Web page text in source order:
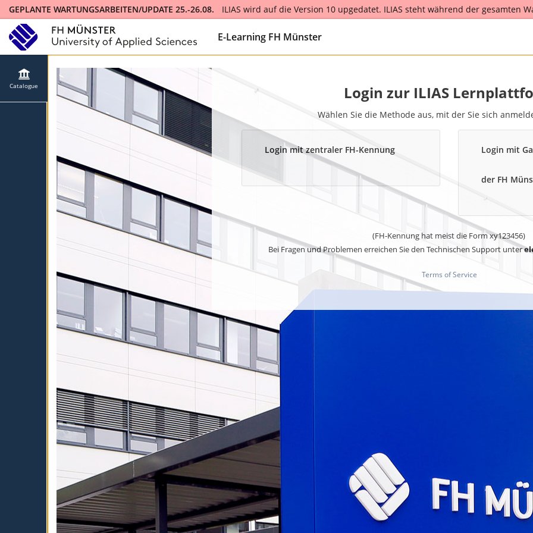
E-Learning FH Münster
GEPLANTE WARTUNGSARBEITEN/UPDATE 25.-26.08.
ILIAS wird auf die Version 10 upgedatet. ILIAS steht während der gesamten
ILIAS will be updated to version 10 and will not be available for the entire scheduled maintenance from August 25th to August
Catalogue Login zur ILIAS
Wählen Sie die Methode aus, mit der Sie sich
Login mit zentraler FH-Kennung Login mit
der FH
(FH-Kennung hat meist die Form xy123456)
Bei Fragen und Problemen erreichen Sie den Technischen Support unter
Terms of Service